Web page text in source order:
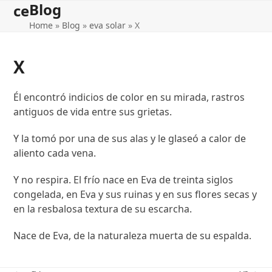
Skipce
Open
mobile
Close
mobile
Blog
Home » Blog »eva solar »X
X
Él encontró indicios de color en su mirada, rastros
antiguos de vida entre sus grietas.
Y la tomó por una de sus alas y le glaseó a calor de
aliento cada vena.
Y no respira. El frío nace en Eva de treinta siglos
congelada, en Eva y sus ruinas y en sus flores secas y
en la resbalosa textura de su escarcha.
Nace de Eva, de la naturaleza muerta de su espalda.